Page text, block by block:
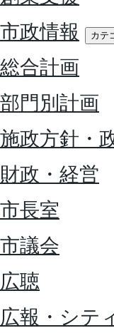
市政情報
カテ
総合計画
部門別計画
施政方針・
財政・経営
市長室
市議会
広聴
広報・シテ